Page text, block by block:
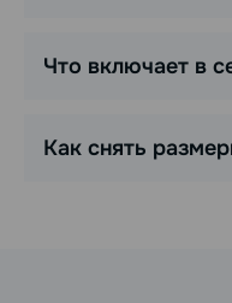
Что включает в
Как снять